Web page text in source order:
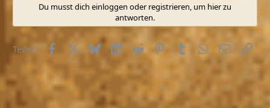
Du musst dich einloggen oder registrieren, um hier zu
antworten.
Teilen: FacebookX (Twitter)
BlueskyLinkedInReddit PinterestTumblrWhatsApp
E-MailLink